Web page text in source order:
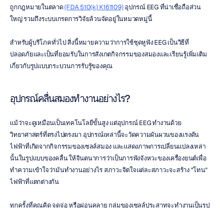
ถูกกฎหมายในตลาด (FDA 510(k) K161109) อุปกรณ์ EEG ที่น่าเชื่อถือส่วน
ใหญ่ รวมถึงระบบเกรดการวิจัยล้วนจัดอยู่ในหมวดหมู่นี้
สำหรับผู้บริโภคทั่วไป สิ่งนี้หมายความว่าการใช้ชุดหูฟัง EEG เป็นวิธีที่
ปลอดภัยและเป็นที่ยอมรับในการสังเกตกิจกรรมของสมองและเรียนรู้เพิ่มเติม
เกี่ยวกับรูปแบบกระบวนการรับรู้ของคุณ
อุปกรณ์คลื่นสมองทำงานอย่างไร?
แม้ว่าจะดูเหมือนเป็นเทคโนโลยีขั้นสูง แต่อุปกรณ์ EEG ทำงานด้วย
วิทยาศาสตร์ที่ตรงไปตรงมา อุปกรณ์เหล่านี้จะวัดความผันผวนของแรงดัน
ไฟฟ้าที่เกิดจากกิจกรรมของเซลล์สมอง และแสดงภาพการเปลี่ยนแปลงเหล่า
นั้นในรูปแบบของคลื่น ให้จินตนาการว่าเป็นการฟังจังหวะของเครื่องยนต์เพื่อ
ทำความเข้าใจว่ามันทำงานอย่างไร สภาวะจิตใจแต่ละสภาวะจะสร้าง "โทน"
ไฟฟ้าที่แตกต่างกัน
ทุกครั้งที่คุณคิด จดจ่อ หรือผ่อนคลาย กลุ่มของเซลล์ประสาทจะทำงานเป็นรูป